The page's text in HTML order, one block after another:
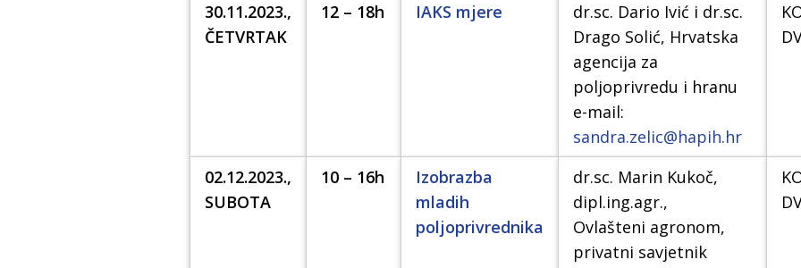
30.11.2023.,
ČETVRTAK
12 – 18h IAKS mjere
dr.sc. Dario Ivić i dr.sc.
Drago Solić, Hrvatska
agencija za
poljoprivredu i hranu
e-mail:
sandra.zelic@hapih.hr
02.12.2023.,
SUBOTA
10 – 16h
Izobrazba
mladih
poljoprivrednika
dr.sc. Marin Kukoč,
dipl.ing.agr.,
Ovlašteni agronom,
privatni savjetnik